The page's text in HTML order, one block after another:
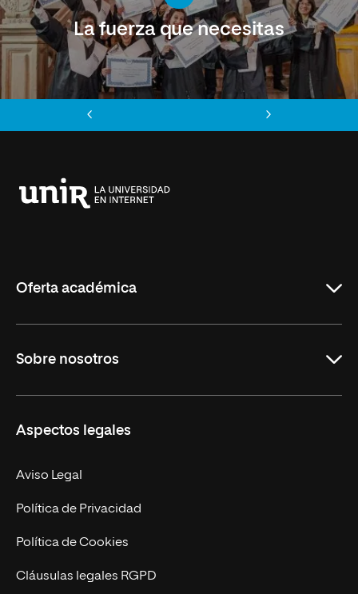
La fuerza que necesitas
Oferta académica
Derecho
Empresa
MBA
Marketing y Comunicación
Ingeniería
Diseño
Sobre nosotros
Nuestro Equipo
Contacto
Aspectos legales
Aviso Legal
Política de Privacidad
Política de Cookies
Cláusulas legales RGPD